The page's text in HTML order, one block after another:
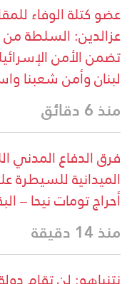
عضو كتلة الوفاء
عزالدين: السلطة من
تضمن الأمن
لبنان وأمن شعبنا
منذ 6 دقائق
فرق الدفاع المدني
الميدانية للسيطرة
أحراج تومات نيحا –
منذ 14 دقيقة